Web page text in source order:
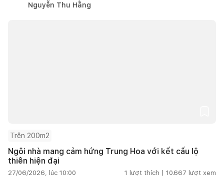
Nguyễn Thu Hằng
Trên 200m2
Ngôi nhà mang cảm hứng Trung Hoa với kết cấu lộ
thiên hiện đại
27/06/2026, lúc 10:00 1 lượt thích | 10.667 lượt xem